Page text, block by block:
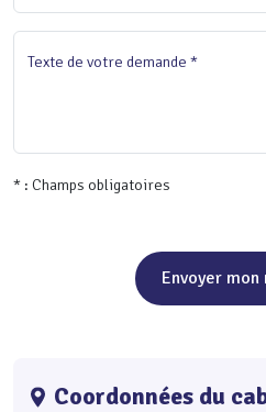
Texte de votre demande *
* : Champs obligatoires
Envoyer mon
Coordonnées du